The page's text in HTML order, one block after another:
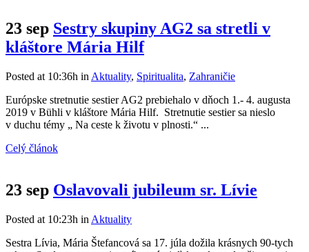
23 sep Sestry skupiny AG2 sa stretli v
kláštore Mária Hilf
Posted at 10:36h in Aktuality, Spiritualita, Zahraničie
Európske stretnutie sestier AG2 prebiehalo v dňoch 1.- 4. augusta
2019 v Bühli v kláštore Mária Hilf. Stretnutie sestier sa nieslo
v duchu témy „ Na ceste k životu v plnosti.“ ...
Celý článok
23 sep Oslavovali jubileum sr. Lívie
Posted at 10:23h in Aktuality
Sestra Lívia, Mária Štefancová sa 17. júla dožila krásnych 90-tych